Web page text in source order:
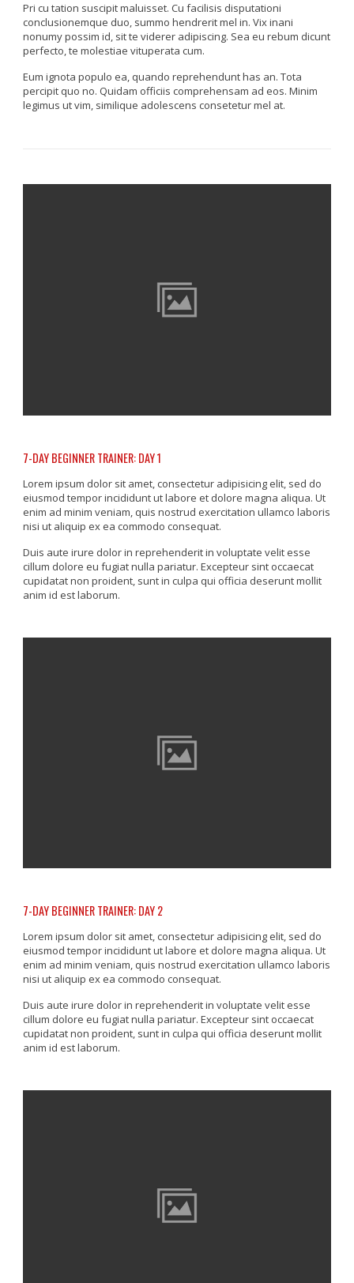
Pri cu tation suscipit maluisset. Cu facilisis disputationi
conclusionemque duo, summo hendrerit mel in. Vix inani
nonumy possim id, sit te viderer adipiscing. Sea eu rebum dicunt
perfecto, te molestiae vituperata cum.
Eum ignota populo ea, quando reprehendunt has an. Tota
percipit quo no. Quidam officiis comprehensam ad eos. Minim
legimus ut vim, similique adolescens consetetur mel at.
7-DAY BEGINNER TRAINER: DAY 1
Lorem ipsum dolor sit amet, consectetur adipisicing elit, sed do
eiusmod tempor incididunt ut labore et dolore magna aliqua. Ut
enim ad minim veniam, quis nostrud exercitation ullamco laboris
nisi ut aliquip ex ea commodo consequat.
Duis aute irure dolor in reprehenderit in voluptate velit esse
cillum dolore eu fugiat nulla pariatur. Excepteur sint occaecat
cupidatat non proident, sunt in culpa qui officia deserunt mollit
anim id est laborum.
7-DAY BEGINNER TRAINER: DAY 2
Lorem ipsum dolor sit amet, consectetur adipisicing elit, sed do
eiusmod tempor incididunt ut labore et dolore magna aliqua. Ut
enim ad minim veniam, quis nostrud exercitation ullamco laboris
nisi ut aliquip ex ea commodo consequat.
Duis aute irure dolor in reprehenderit in voluptate velit esse
cillum dolore eu fugiat nulla pariatur. Excepteur sint occaecat
cupidatat non proident, sunt in culpa qui officia deserunt mollit
anim id est laborum.